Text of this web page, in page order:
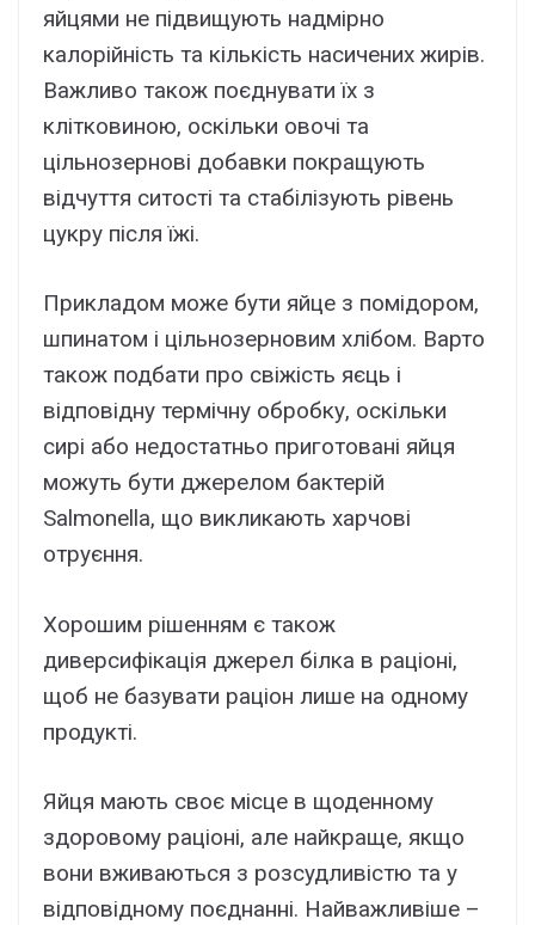
яйцями не підвищують надмірно
калорійність та кількість насичених жирів.
Важливо також поєднувати їх з
клітковиною, оскільки овочі та
цільнозернові добавки покращують
відчуття ситості та стабілізують рівень
цукру після їжі.
Прикладом може бути яйце з помідором,
шпинатом і цільнозерновим хлібом. Варто
також подбати про свіжість яєць і
відповідну термічну обробку, оскільки
сирі або недостатньо приготовані яйця
можуть бути джерелом бактерій
Salmonella, що викликають харчові
отруєння.
Хорошим рішенням є також
диверсифікація джерел білка в раціоні,
щоб не базувати раціон лише на одному
продукті.
Яйця мають своє місце в щоденному
здоровому раціоні, але найкраще, якщо
вони вживаються з розсудливістю та у
відповідному поєднанні. Найважливіше –